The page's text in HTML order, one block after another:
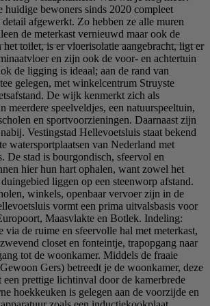
bewoners sinds 2020 compleet
afgewerkt. Zo hebben ze alle muren
de meterkast vernieuwd maar ook de
het toilet, is er vloerisolatie aangebracht, ligt er
en zijn ook de voor- en achtertuin
de ligging is ideaal; aan de rand van
gelegen, met winkelcentrum Struyste
De wijk kenmerkt zich als
speelveldjes, een natuurspeeltuin,
en sportvoorzieningen. Daarnaast zijn
Vestingstad Hellevoetsluis staat bekend
watersportplaatsen van Nederland met
De stad is bourgondisch, sfeervol en
hier hun hart ophalen, want zowel het
liggen op een steenworp afstand.
winkels, openbaar vervoer zijn in de
vormt een prima uitvalsbasis voor
Maasvlakte en Botlek. Indeling:
via de ruime en sfeervolle hal met meterkast,
closet en fonteintje, trapopgang naar
tot de woonkamer. Middels de fraaie
Gers) betreedt je de woonkamer, deze
een prettige lichtinval door de kamerbrede
hoekkeuken is gelegen aan de voorzijde en